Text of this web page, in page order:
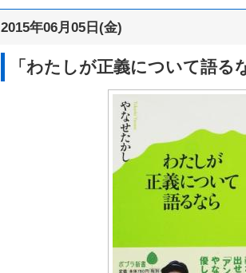
2015年06月05日(金)
「わたしが正義について語る